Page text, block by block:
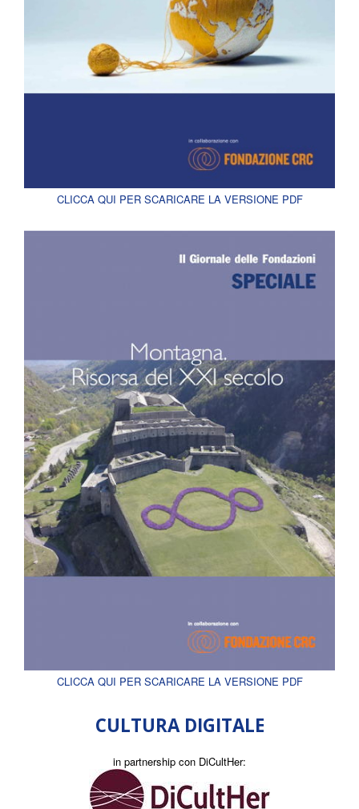
CLICCA QUI PER SCARICARE LA VERSIONE PDF
CLICCA QUI PER SCARICARE LA VERSIONE PDF
CULTURA DIGITALE
in partnership con DiCultHer: